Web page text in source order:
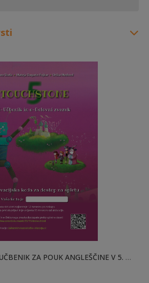
ITOUCHSTONE 5 - I-UČBENIK ZA POUK ANGLEŠČINE V 5. RAZREDU